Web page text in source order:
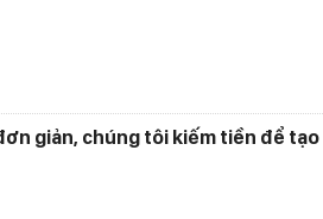
giản, chúng tôi kiếm tiền để tạo